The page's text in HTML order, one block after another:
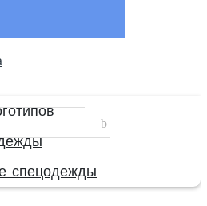
спецодежды